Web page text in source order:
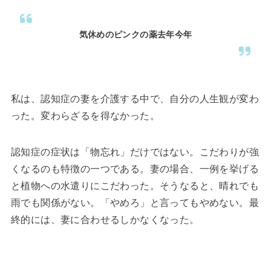
気休めのピンクの薬去年今年
私は、認知症の妻を介護する中で、自分の人生観が変わ
った。変わらざるを得なかった。
認知症の症状は「物忘れ」だけではない。こだわりが強
くなるのも特徴の一つである。妻の場合、一例を挙げる
と植物への水遣りにこだわった。そうなると、晴れでも
雨でも関係がない。「やめろ」と言ってもやめない。最
終的には、妻に合わせるしかなくなった。